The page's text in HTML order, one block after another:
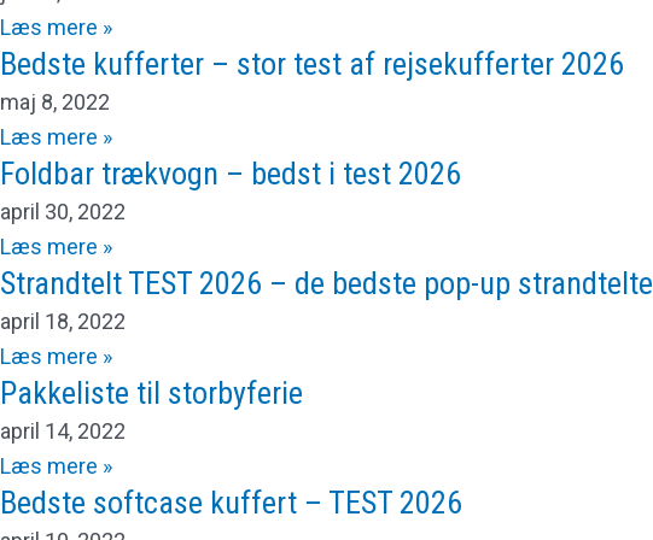
Læs mere »
Bedste kufferter – stor test af rejsekufferter 2026
maj 8, 2022
Læs mere »
Foldbar trækvogn – bedst i test 2026
april 30, 2022
Læs mere »
Strandtelt TEST 2026 – de bedste pop-up strandtelte
april 18, 2022
Læs mere »
Pakkeliste til storbyferie
april 14, 2022
Læs mere »
Bedste softcase kuffert – TEST 2026